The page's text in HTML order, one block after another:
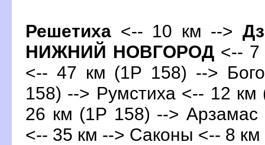
Решетиха <-- 10 км -->
НИЖНИЙ НОВГОРОД <--
<-- 47 км (1Р 158) -->
158) --> Румстиха <-- 12
26 км (1Р 158) -->
<-- 35 км --> Саконы <-- 8